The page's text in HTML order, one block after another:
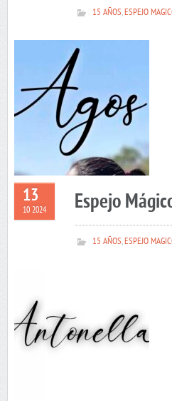
15 AÑOS,ESPEJO
13
10 2024 Espejo
15 AÑOS,ESPEJO